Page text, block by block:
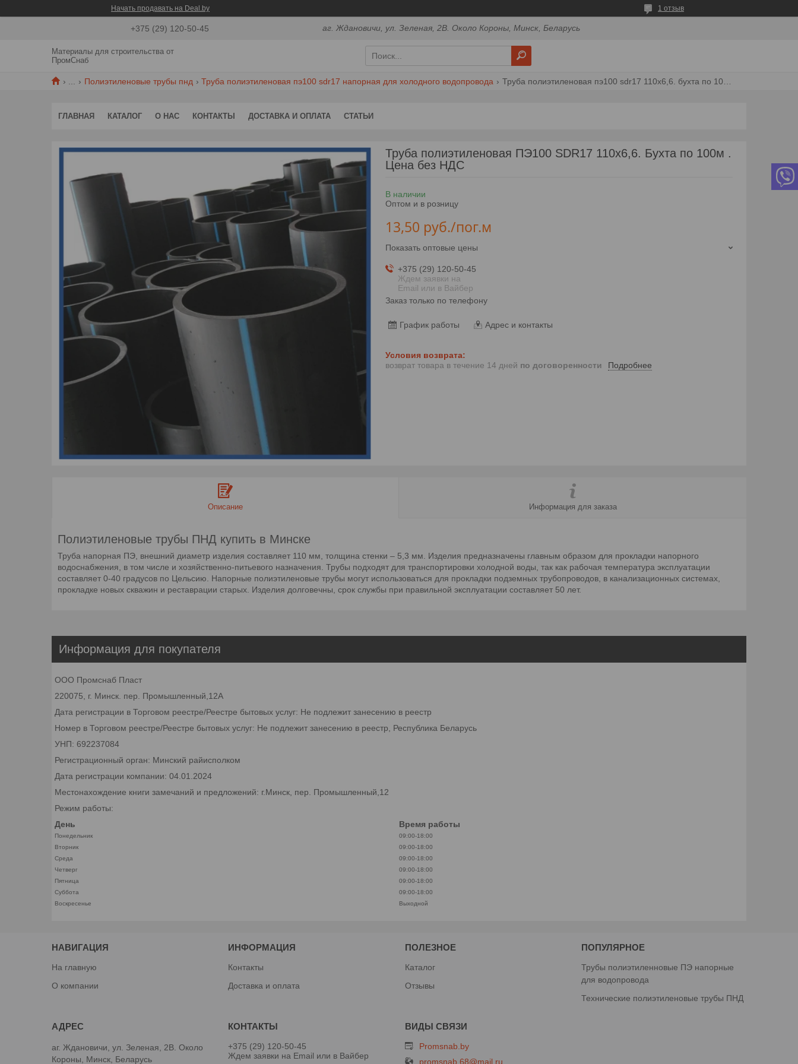
Начать продавать на Deal.by 1 отзыв
+375 (29) 120-50-45 аг. Ждановичи, ул. Зеленая, 2В. Около Короны, Минск, Беларусь
Материалы для строительства от
ПромСнаб
Полиэтиленовые трубы пнд Труба полиэтиленовая пэ100 sdr17 напорная для холодного водопровода
ГЛАВНАЯ КАТАЛОГ О НАС КОНТАКТЫ ДОСТАВКА И ОПЛАТА СТАТЬИ
Труба полиэтиленовая ПЭ100 SDR17 110х6,6. Бухта по 100м .
Цена без НДС
В наличии
Оптом и в розницу
13,50 руб./пог.м
Показать оптовые цены
+375 (29) 120-50-45
Ждем заявки на
Email или в Вайбер
Заказ только по телефону
График работы Адрес и контакты
возврат товара в течение 14 дней по договоренности Подробнее
Описание Информация для заказа
Полиэтиленовые трубы ПНД купить в Минске
Труба напорная ПЭ, внешний диаметр изделия составляет 110 мм, толщина стенки – 5,3 мм. Изделия предназначены главным образом для прокладки напорного
водоснабжения, в том числе и хозяйственно-питьевого назначения. Трубы подходят для транспортировки холодной воды, так как рабочая температура эксплуатации
составляет 0-40 градусов по Цельсию. Напорные полиэтиленовые трубы могут использоваться для прокладки подземных трубопроводов, в канализационных системах,
прокладке новых скважин и реставрации старых. Изделия долговечны, срок службы при правильной эксплуатации составляет 50 лет.
Информация для покупателя
ООО Промснаб Пласт
220075, г. Минск. пер. Промышленный,12А
Дата регистрации в Торговом реестре/Реестре бытовых услуг: Не подлежит занесению в реестр
Номер в Торговом реестре/Реестре бытовых услуг: Не подлежит занесению в реестр, Республика Беларусь
УНП: 692237084
Регистрационный орган: Минский райисполком
Дата регистрации компании: 04.01.2024
Местонахождение книги замечаний и предложений: г.Минск, пер. Промышленный,12
Режим работы:
День
Время работы
Понедельник
09:00-18:00
Вторник
09:00-18:00
Среда
09:00-18:00
Четверг
09:00-18:00
Пятница
09:00-18:00
Суббота
09:00-18:00
Воскресенье
Выходной
НАВИГАЦИЯ
На главную
О компании
ИНФОРМАЦИЯ
Контакты
Доставка и оплата
ПОЛЕЗНОЕ
Каталог
Отзывы
ПОПУЛЯРНОЕ
Трубы полиэтиленновые ПЭ напорные
для водопровода
Технические полиэтиленовые трубы ПНД
аг. Ждановичи, ул. Зеленая, 2В. Около
Короны, Минск, Беларусь
+375 (29) 120-50-45
Ждем заявки на Email или в Вайбер
Promsnab.by
promsnab.68@mail.ru